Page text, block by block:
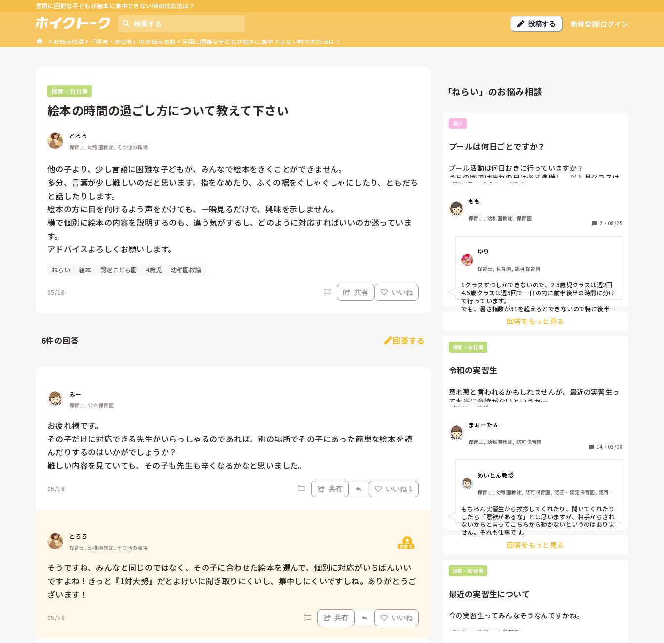
言語に困難な子どもが絵本に集中できない時の対応法は？
投稿する 新規登録ログイン
お悩み相談 「保育・お仕事」のお悩み相談 言語に困難な子どもが絵本に集中できない時の対応法は？
保育・お仕事
絵本の時間の過ごし方について教えて下さい
とろろ
保育士, 幼稚園教諭, その他の職場
他の子より、少し言語に困難な子どもが、みんなで絵本をきくことができません。
多分、言葉が少し難しいのだと思います。指をなめたり、ふくの裾をぐしゃぐしゃにしたり、ともだち
と話したりします。
絵本の方に目を向けるよう声をかけても、一瞬見るだけで、興味を示しません。
横で個別に絵本の内容を説明するのも、違う気がするし、どのように対応すればいいのか迷っていま
す。
アドバイスよろしくお願いします。
ねらい 絵本 認定こども園 4歳児 幼稚園教諭
05/16 共有 いいね
6件の回答 回答する
みー
保育士, 公立保育園
お疲れ様です。
その子だけに対応できる先生がいらっしゃるのであれば、別の場所でその子にあった簡単な絵本を読
んだりするのはいかがでしょうか？
難しい内容を見ていても、その子も先生も辛くなるかなと思いました。
05/16 共有 いいね 1
とろろ
保育士, 幼稚園教諭, その他の職場 質問主
そうですね、みんなと同じのではなく、その子に合わせた絵本を選んで、個別に対応がいちばんいい
ですよね！きっと『1対大勢』だとよけいに聞き取りにくいし、集中しにくいですしね。ありがとうご
ざいます！
05/16 共有 いいね
「ねらい」のお悩み相談
遊び
プールは何日ごとですか？
プール活動は何日おきに行っていますか？
うちの園では晴れの日は必ず準備し、以上児クラスは
全員入る決まりになっています。
あった場合はプールのそばで水遊びをしています)
運動会の練習もある中で一時間弱あるプール活動を毎
日強要されるのは保育士にとっても子どもにとっても
があるのでしょうか……
晴れの日 ねらい 水遊び
もも
保育士, 幼稚園教諭, 保育園
2 ・ 08/25
ゆり
保育士, 保育園, 認可保育園
1クラスずつしかできないので、2.3歳児クラスは週2回
4.5歳クラスは週3回で一日の内に前半後半の時間に分け
て行っています。
でも、暑さ指数が31を超えるとできないので特に後半
時間のクラスは出来ないことが多いです💦
クラスの活動の予定はクラス毎で決めているので絶対し
回答をもっと見る
保育・お仕事
令和の実習生
意地悪と言われるかもしれませんが、最近の実習生っ
て本当に意欲がないというか…
私はクラスに入る実習生が、
挨拶はするか
・子供の人数
・わからないことは聞いてくるか
今はおそらく「実習に行かせてもらってる」のではな
く「単位のためにきた」「実習にきてあげてる」とい
う気持ちの子が多い気がします。
なので、意地悪と思われるけど、実習生からアクショ
ンがなければ私からは動きません。
実習生様っていうのが令和の時代なんですよねー😓
ねらい 実習
まぁーたん
保育士, 幼稚園教諭, 認可保育園
14 ・ 03/08
めいとん教授
保育士, 幼稚園教諭, 認可保育園, 認証・認定保育園, 認可外
もちろん実習生から挨拶してくれたり、聞いてくれたり
したら「意欲があるな」とは思いますが、相手からされ
ないからと言ってこちらから動かないというのはありま
せん。それも仕事です。
回答をもっと見る
保育・お仕事
最近の実習生について
今の実習生ってみんなそうなんですかね。
・挨拶はしない
ねらい 実習 保育内容